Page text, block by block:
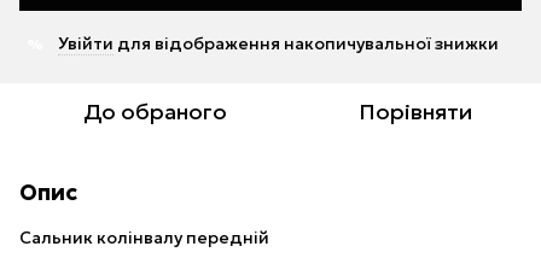
Увійти для відображення накопичувальної знижки
До обраного Порівняти
Опис
Сальник колінвалу передній